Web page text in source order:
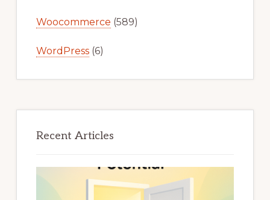
Woocommerce (589)
WordPress(6)
Recent Articles